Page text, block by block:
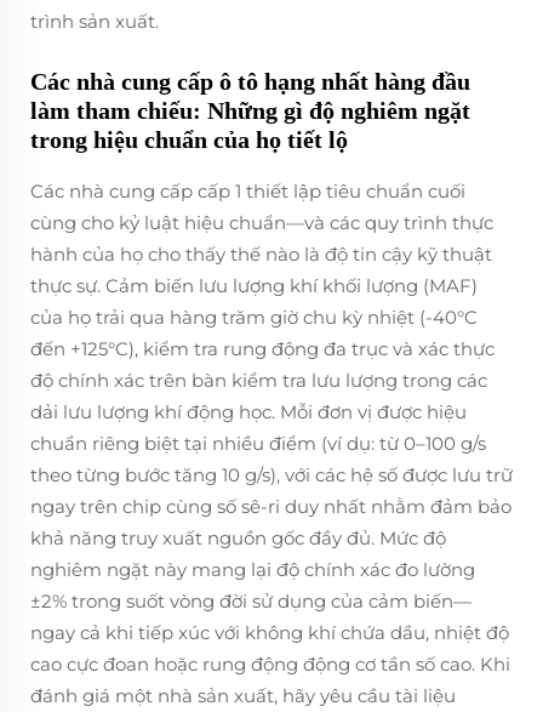
trình sản xuất.
Các nhà cung cấp ô tô hạng nhất hàng đầu
làm tham chiếu: Những gì độ nghiêm ngặt
trong hiệu chuẩn của họ tiết lộ
Các nhà cung cấp cấp 1 thiết lập tiêu chuẩn cuối
cùng cho kỷ luật hiệu chuẩn—và các quy trình thực
hành của họ cho thấy thế nào là độ tin cậy kỹ thuật
thực sự. Cảm biến lưu lượng khí khối lượng (MAF)
của họ trải qua hàng trăm giờ chu kỳ nhiệt (-40°C
đến +125°C), kiểm tra rung động đa trục và xác thực
độ chính xác trên bàn kiểm tra lưu lượng trong các
dải lưu lượng khí động học. Mỗi đơn vị được hiệu
chuẩn riêng biệt tại nhiều điểm (ví dụ: từ 0–100 g/s
theo từng bước tăng 10 g/s), với các hệ số được lưu trữ
ngay trên chip cùng số sê-ri duy nhất nhằm đảm bảo
khả năng truy xuất nguồn gốc đầy đủ. Mức độ
nghiêm ngặt này mang lại độ chính xác đo lường
±2% trong suốt vòng đời sử dụng của cảm biến—
ngay cả khi tiếp xúc với không khí chứa dầu, nhiệt độ
cao cực đoan hoặc rung động động cơ tần số cao. Khi
đánh giá một nhà sản xuất, hãy yêu cầu tài liệu